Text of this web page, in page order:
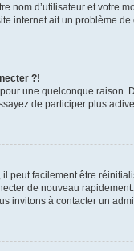
nom d’utilisateur et votre
internet ait un problème
?!
une quelconque
de participer plus
facilement être
de nouveau rapidement.
invitons à contacter un